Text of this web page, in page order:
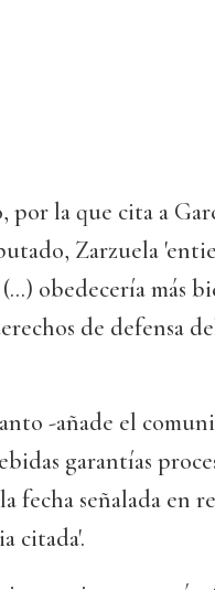
por la que cita a
Zarzuela
obedecería más
de defensa
-añade el
garantías
fecha señalada en
citada'.